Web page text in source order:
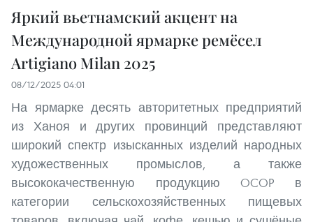
Яркий вьетнамский акцент на
Международной ярмарке ремёсел
Artigiano Milan 2025
08/12/2025 04:01
На ярмарке десять авторитетных предприятий
из Ханоя и других провинций представляют
широкий спектр изысканных изделий народных
художественных промыслов, а также
высококачественную продукцию OCOP в
категории сельскохозяйственных пищевых